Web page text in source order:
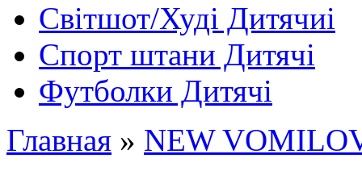
Світшот/Худі Дитячиі
Спорт штани Дитячі
Футболки Дитячі
Главная » NEW